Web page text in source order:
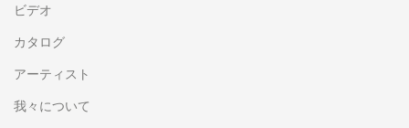
ビデオ
カタログ
アーティスト
我々について